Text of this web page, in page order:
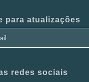
para atualizações
redes sociais